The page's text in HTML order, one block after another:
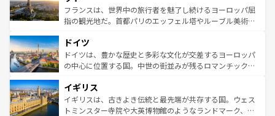
しい。
る。首都マドリードの洗練された雰囲気や、バルセロナの
アートに溢れた街角から、地方では古代ローマ遺跡や中世
せる。地方によって風土や気候が異なるスペインはその個
性で訪れる人を魅了する。 なお、新着のスペイン情報は コ
ンテンツ一覧を参照してほしい。
フランスは、世界中の旅行者を魅了し続けるヨーロッパ屈
指の観光地だ。首都パリのエッフェル塔やルーブル美術館
で、幅広い魅力が詰まっている。華麗な宮殿、歴史的な大
聖堂、美しいビーチ、そして豊かな自然が、訪れる者を心
から魅了する。また、フランスは美食の国としても知ら
いる。シャンパンの発祥地であるランス、プロヴァンスの
香り高いラベンダー畑など、多彩な楽しみ方が可能だ。さ
らに、パリ以外の地域にも魅力が溢れており、どの街角に
ドイツ
ドイツは、豊かな歴史と多彩な文化が交差するヨーロッパ
の中心に位置する国。中世の街並みが残るロマンチック街
顔を持つこの国は、どこを歩いても飽きることがない。ベ
ルリンの文化的活気、バイエルン州のアルプスの絶景、そ
してライン川沿いのワイン畑といった風景は必見。ビール
イギリス
イギリスは、古きよき伝統と最先端が共存する国。ウェス
トミンスター寺院や大英博物館のようなランドマーク、歴